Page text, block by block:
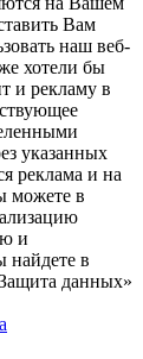
Вам
наш веб-
хотели бы
и рекламу в
указанных
реклама и на
можете в
и
найдете в
данных»